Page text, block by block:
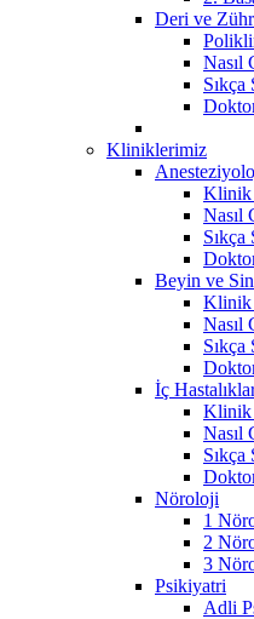
Deri ve
Nasıl
Kliniklerimiz
Klinik
Nasıl
Beyin ve
Klinik
Nasıl
İç
Klinik
Nasıl
Nöroloji
1
2
3
Psikiyatri
Adli